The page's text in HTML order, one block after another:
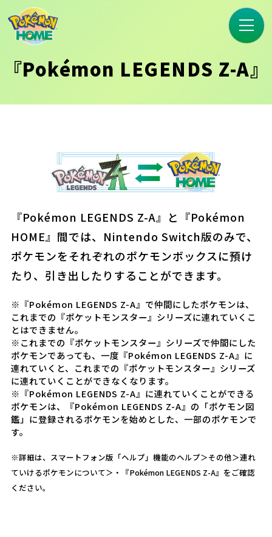
『Pokémon LEGENDS Z-A』
『Pokémon LEGENDS Z-A』と『Pokémon
HOME』間では、 Nintendo Switch版のみで、
ポケモンをそれぞれのポケモンボックスに預け
たり、 引き出したりすることができます。
※『Pokémon LEGENDS Z-A』で仲間にしたポケモンは、
これまでの『ポケットモンスター』シリーズに連れていくこ
とはできません。
※これまでの『ポケットモンスター』シリーズで仲間にした
ポケモンであっても、 一度『Pokémon LEGENDS Z-A』に
連れていくと、 これまでの『ポケットモンスター』シリーズ
に連れていくことができなくなります。
※『Pokémon LEGENDS Z-A』に連れていくことができる
ポケモンは、
『Pokémon LEGENDS Z-A』の「ポケモン図
鑑」に登録されるポケモンを始めとした、一部のポケモンで
す。
※詳細は、スマートフォン版「ヘルプ」機能のヘルプ＞その他＞連れ
ていけるポケモンについて＞・『Pokémon LEGENDS Z-A』をご確認
ください。